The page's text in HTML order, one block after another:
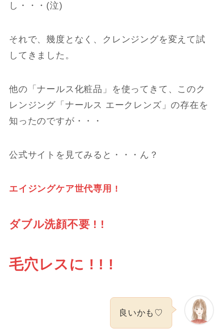
し・・・(泣)
それで、幾度となく、クレンジングを変えて試
してきました。
他の「ナールス化粧品」を使ってきて、このク
レンジング「ナールス エークレンズ」の存在を
知ったのですが・・・
公式サイトを見てみると・・・ん？
エイジングケア世代専用 !
ダブル洗顔不要 ! !
毛穴レスに ! ! !
良いかも♡